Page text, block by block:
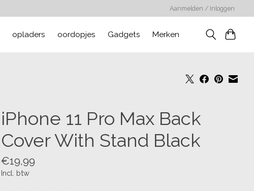
Aanmelden / Inloggen
opladers oordopjes Gadgets Merken
iPhone 11 Pro Max Back
Cover With Stand Black
€19,99
Incl. btw